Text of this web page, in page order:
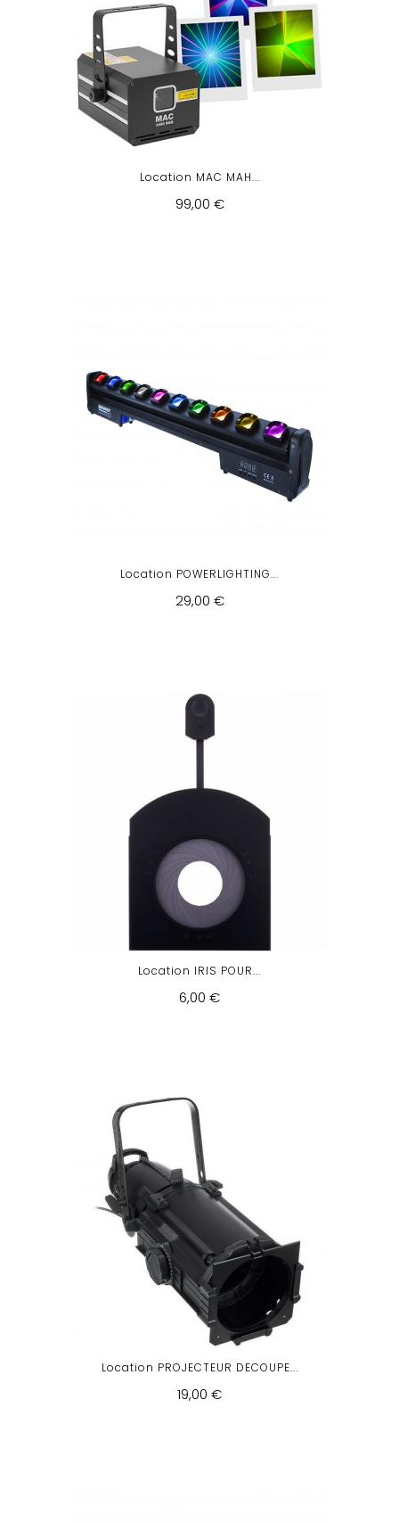
Location MAC MAH...
99,00 €
Location POWERLIGHTING...
29,00 €
Location IRIS POUR...
6,00 €
Location PROJECTEUR DECOUPE...
19,00 €